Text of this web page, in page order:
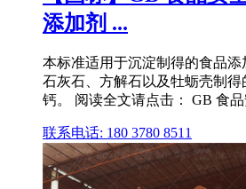
添加剂 ...
本标准适用于沉淀制得的食品
石灰石、方解石以及牡蛎壳制
钙。 阅读全文请点击： GB 食
联系电话: 180 3780 8511